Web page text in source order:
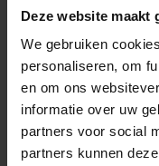
Deze website maakt
We gebruiken
personaliseren, om
en om ons
informatie over uw
partners voor social
partners kunnen